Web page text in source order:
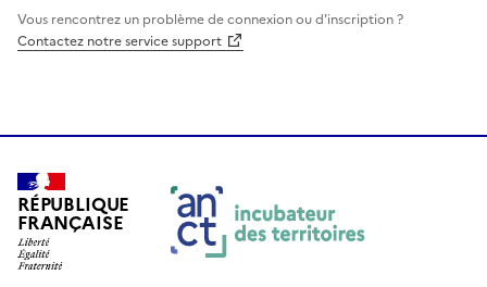
Vous rencontrez un problème de connexion ou d'inscription ?
Contactez notre service support
RÉPUBLIQUE
FRANÇAISE